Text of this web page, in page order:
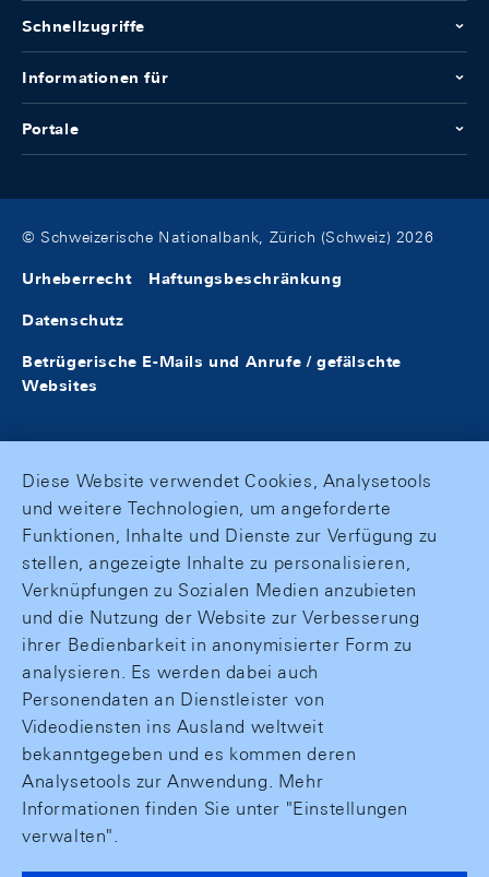
Schnellzugriffe
Informationen für
Portale
© Schweizerische Nationalbank, Zürich (Schweiz) 2026
Urheberrecht Haftungsbeschränkung
Datenschutz
Betrügerische E-Mails und Anrufe / gefälschte
Websites
Diese Website verwendet Cookies, Analysetools
und weitere Technologien, um angeforderte
Funktionen, Inhalte und Dienste zur Verfügung zu
stellen, angezeigte Inhalte zu personalisieren,
Verknüpfungen zu Sozialen Medien anzubieten
und die Nutzung der Website zur Verbesserung
ihrer Bedienbarkeit in anonymisierter Form zu
analysieren. Es werden dabei auch
Personendaten an Dienstleister von
Videodiensten ins Ausland weltweit
bekanntgegeben und es kommen deren
Analysetools zur Anwendung. Mehr
Informationen finden Sie unter "Einstellungen
verwalten".